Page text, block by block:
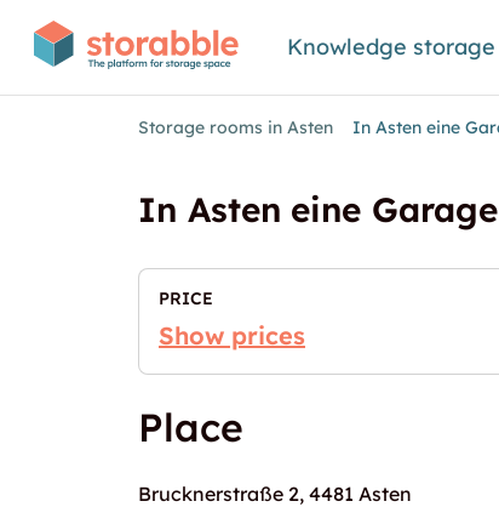
Knowledge storage
Storage rooms in Asten In Asten eine
In Asten eine
PRICE
Show prices
Place
Brucknerstraße 2, 4481 Asten